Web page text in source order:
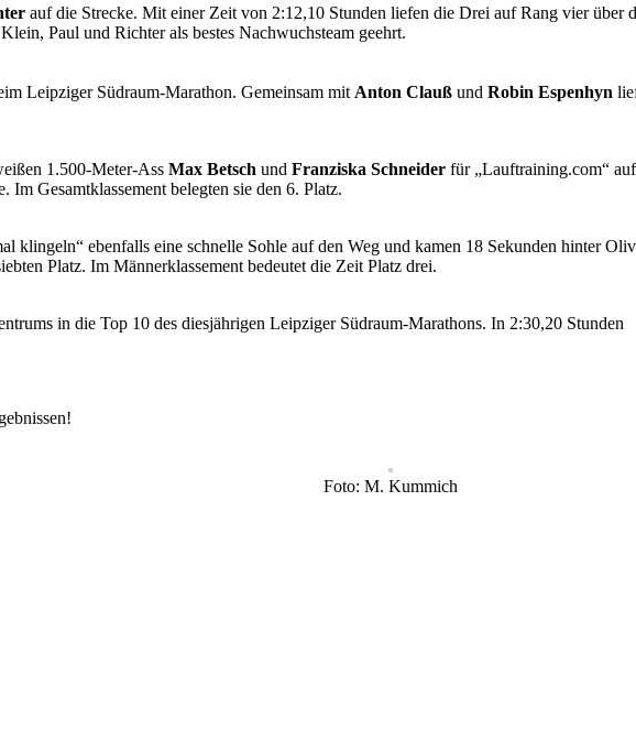
auf die Strecke. Mit einer Zeit von 2:12,10 Stunden liefen die Drei auf Rang vier über
Paul und Richter als bestes Nachwuchsteam geehrt.
Leipziger Südraum-Marathon. Gemeinsam mit Anton Clauß undRobin Espenhyn
1.500-Meter-AssMax Betsch undFranziska Schneider für „Lauftraining.com“ auf
Gesamtklassement belegten sie den 6. Platz.
klingeln“ ebenfalls eine schnelle Sohle auf den Weg und kamen 18 Sekunden hinter
Platz. Im Männerklassement bedeutet die Zeit Platz drei.
in die Top 10 des diesjährigen Leipziger Südraum-Marathons. In 2:30,20 Stunden
Foto: M. Kummich